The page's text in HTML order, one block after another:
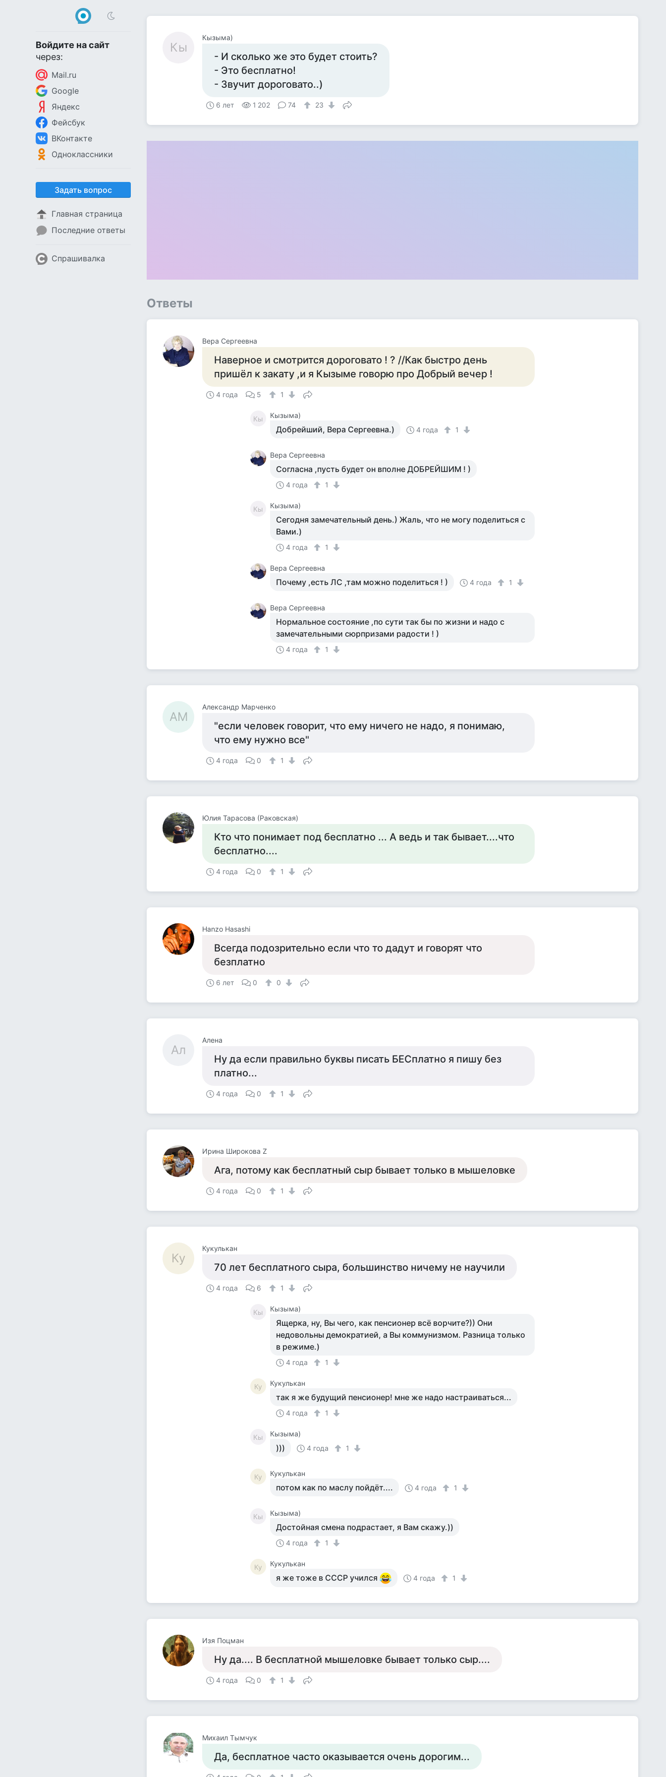
Войдите на сайт
через:
Mail.ru
Google
Яндекс
Фейсбук
ВКонтакте
Одноклассники
Задать вопрос
Главная страница
Последние ответы
Спрашивалка
Кы
Кызыма)
- И сколько же это будет стоить?
- Это бесплатно!
- Звучит дороговато..)
6 лет 1 202 74 23
Ответы
Вера Сергеевна
Наверное и смотрится дороговато ! ? //Как быстро день
пришёл к закату ,и я Кызыме говорю про Добрый вечер !
4 года 5 1
Кы Кызыма)
Добрейший, Вера Сергеевна.) 4 года 1
Вера Сергеевна
Согласна ,пусть будет он вполне ДОБРЕЙШИМ ! )
4 года 1
Кы Кызыма)
Сегодня замечательный день.) Жаль, что не могу поделиться с
Вами.)
4 года 1
Вера Сергеевна
Почему ,есть ЛС ,там можно поделиться ! ) 4 года 1
Вера Сергеевна
Нормальное состояние ,по сути так бы по жизни и надо с
замечательными сюрпризами радости ! )
4 года 1
АМ
Александр Марченко
"если человек говорит, что ему ничего не надо, я понимаю,
что ему нужно все"
4 года 0 1
Юлия Тарасова (Раковская)
Кто что понимает под бесплатно ... А ведь и так бывает....что
бесплатно....
4 года 0 1
Hanzo Hasashi
Всегда подозрительно если что то дадут и говорят что
безплатно
6 лет 0 0
Ал
Алена
Ну да если правильно буквы писать БЕСплатно я пишу без
платно...
4 года 0 1
Ирина Широкова Z
Ага, потому как бесплатный сыр бывает только в мышеловке
4 года 0 1
Ку
Кукулькан
70 лет бесплатного сыра, большинство ничему не научили
4 года 6 1
Кы Кызыма)
Ящерка, ну, Вы чего, как пенсионер всё ворчите?)) Они
недовольны демократией, а Вы коммунизмом. Разница только
в режиме.)
4 года 1
Ку Кукулькан
так я же будущий пенсионер! мне же надо настраиваться...
4 года 1
Кы Кызыма)
))) 4 года 1
Ку Кукулькан
потом как по маслу пойдёт.... 4 года 1
Кы Кызыма)
Достойная смена подрастает, я Вам скажу.))
4 года 1
Ку Кукулькан
я же тоже в СССР учился 4 года 1
Изя Поцман
Ну да.... В бесплатной мышеловке бывает только сыр....
4 года 0 1
Михаил Тымчук
Да, бесплатное часто оказывается очень дорогим...